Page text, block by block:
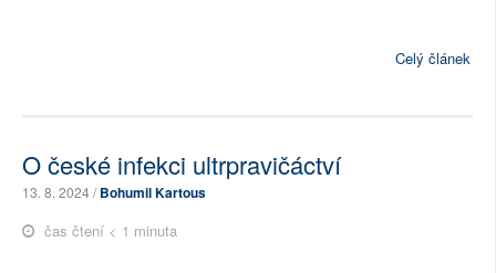
Celý článek
O české infekci ultrpravičáctví
13. 8. 2024 /Bohumil Kartous
čas čtení < 1 minuta